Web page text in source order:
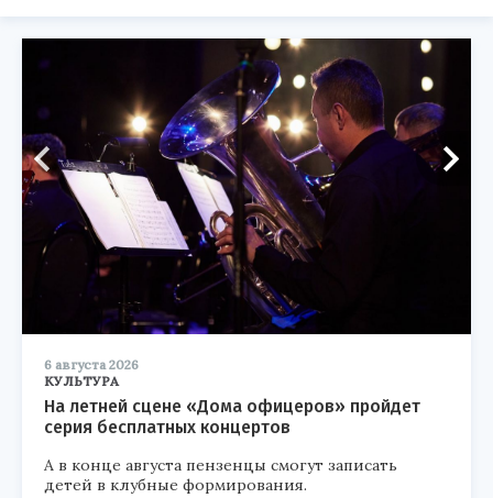
6 августа 2026
КУЛЬТУРА
На летней сцене «Дома офицеров» пройдет
серия бесплатных концертов
А в конце августа пензенцы смогут записать
детей в клубные формирования.